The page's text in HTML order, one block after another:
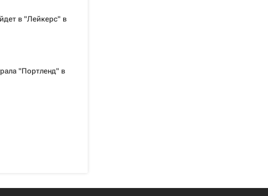
в "Лейкерс" в
"Портленд" в